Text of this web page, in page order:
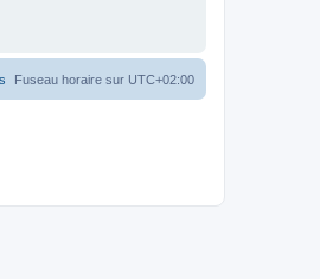
Fuseau horaire sur UTC+02:00